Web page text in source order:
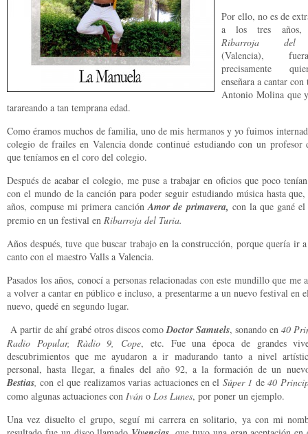
Por ello, no es de
a los tres
Ribarroja del
(Valencia),
precisamente
enseñara a cantar con
Antonio Molina que
tarareando a tan temprana edad.
Como éramos muchos de familia, uno de mis hermanos y yo fuimos
colegio de frailes en Valencia donde continué estudiando con un profesor
que teníamos en el coro del colegio.
Después de acabar el colegio, me puse a trabajar en oficios que poco
con el mundo de la canción para poder seguir estudiando música hasta
años, compuse mi primera canciónAmor de primavera, con la que gané el
premio en un festival en Ribarroja del Turia.
Años después, tuve que buscar trabajo en la construcción, porque quería ir
canto con el maestro Valls a Valencia.
Pasados los años, conocí a personas relacionadas con este mundillo que me
a volver a cantar en público e incluso, a presentarme a un nuevo festival en
nuevo, quedé en segundo lugar.
A partir de ahí grabé otros discos comoDoctor Samuels, sonando en 40
Radio Popular, Ràdio 9, Cope, etc. Fue una época de grandes
descubrimientos que me ayudaron a ir madurando tanto a nivel
personal, hasta llegar, a finales del año 92, a la formación de un
Bestias,con el que realizamos varias actuaciones en el Súper 1 de40
como algunas actuaciones con Iván o Los Lunes, por poner un ejemplo.
Una vez disuelto el grupo, seguí mi carrera en solitario, ya con mi